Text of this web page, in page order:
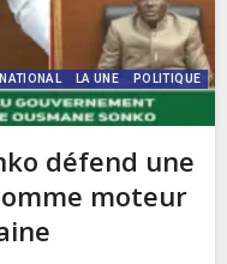
LA UNE
POLITIQUE
défend une
moteur